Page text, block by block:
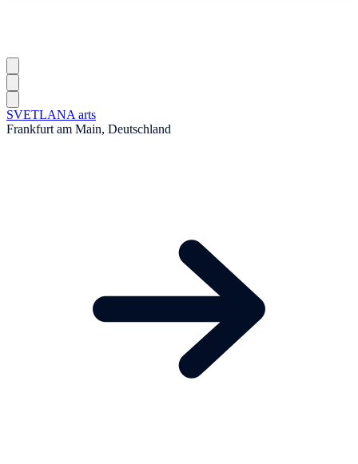
SVETLANA arts
Frankfurt am Main, Deutschland